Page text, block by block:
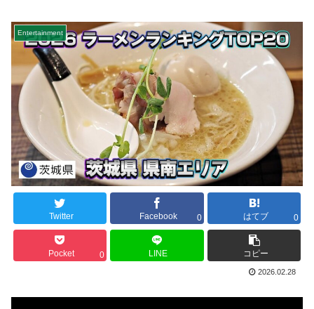
Entertainment
Twitter Facebook 0 はてブ 0
Pocket 0 LINE コピー
2026.02.28